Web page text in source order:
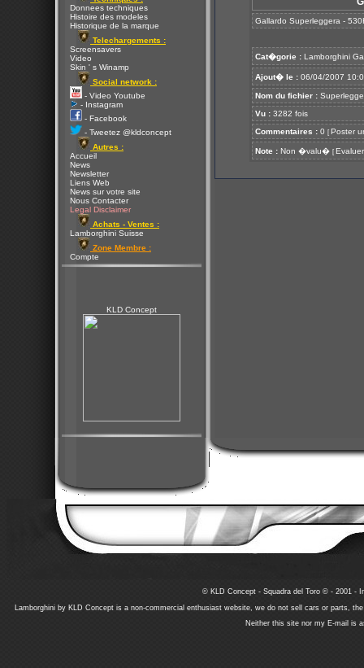
Donnees techniques
Histoire des modeles
Historique de la marque
Telechargements :
Screensavers
Video
Skin ' s Winamp
Social network :
- Video Youtube
- Instagram
- Facebook
- Tweetez @kldconcept
Autres :
Accueil
News
Newsletter
Liens Web
News sur votre site
Nous Contacter
Legal Disclaimer
Achats - Ventes :
Lamborghini Suisse
Zone Membre :
Compte
KLD Concept
Gallardo Superleggera -
Cat�gorie : Lamborghini
Ajout� le : 06/04/2007
Nom du fichier :
Vu : 3282 fois
Commentaires : 0 [ Poster
Note : Non �valu� [ Evaluer
© KLD Concept - Squadra del Toro © - 2001 -
Lamborghini by KLD Concept is a non-commercial enthusiast website, we do not sell cars or parts,
Neither this site nor my E-mail is